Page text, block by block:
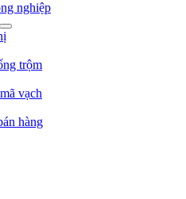
nghiệp
trộm
vạch
hàng